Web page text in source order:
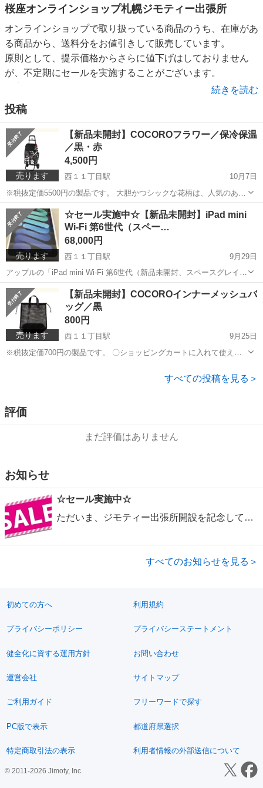
桜座オンラインショップ札幌ジモティー出張所
オンラインショップで取り扱っている商品のうち、在庫があ
る商品から、送料分をお値引きして販売しています。
原則として、提示価格からさらに値下げはしておりません
が、不定期にセールを実施することがございます。
大通駅もしくは西１１丁目駅付近の指定場所・時間に、支払
と商品手渡し同時になります。
もし、気になる商品がございましたら、お気軽にお問い合わ
せください。
運営会社：有限会社桜座（さくらざ）
※古物商許可（北海道公安委員会 第101010002148号）
続きを読む
投稿
売ります
【新品未開封】COCOROフラワー／保冷保温
／黒・赤
4,500円
西１１丁目駅
10月7日
※税抜定価5500円の製品です。 大胆かつシックな花柄は、人気のある
定番のデザインです♪ スチールフレームを採用しているのでとっても
軽量。 さらに保冷（保温）機能付きなのでお買い物をした食品の鮮度
をキープすることが...
北海道 札幌市 西１１丁目駅 スノーボード
ショッピングカート
売ります
☆セール実施中☆【新品未開封】iPad mini
Wi-Fi 第6世代（スペー…
68,000円
西１１丁目駅
9月29日
アップルの「iPad mini Wi-Fi 第6世代（新品未開封、スペースグレイ、
64GB）」です。 アップルストアでの販売価格は84800円となっていま
す。 保証期間は、2025年8月頃まで（約10か月）です。 セー...
北海道 西１１丁目駅 その他 iPad mini
売ります
【新品未開封】COCOROインナーメッシュバ
ッグ／黒
800円
西１１丁目駅
9月25日
※税抜定価700円の製品です。 〇ショッピングカートに入れて使える
すべての投稿を見る＞
評価
まだ評価はありません
お知らせ
☆セール実施中☆
ただいま、ジモティー出張所開設を記念してセールを実施しています。 全商品500円offとお買い得価格になっておりますので、ぜひこの機会に、購入を、ご検討してください。 ※お値引き額やセール実施期間は変更になる場合がございます（在庫限り）。
すべてのお知らせを見る＞
初めての方へ 利用規約
プライバシーポリシー プライバシーステートメント
健全化に資する運用方針 お問い合わせ
運営会社 サイトマップ
ご利用ガイド フリーワードで探す
PC版で表示 都道府県選択
特定商取引法の表示 利用者情報の外部送信について
© 2011-2026 Jimoty, Inc.